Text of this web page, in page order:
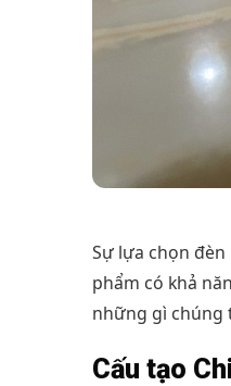
Sự lựa chọn
phẩm có khả
những gì chúng
Cấu tạo